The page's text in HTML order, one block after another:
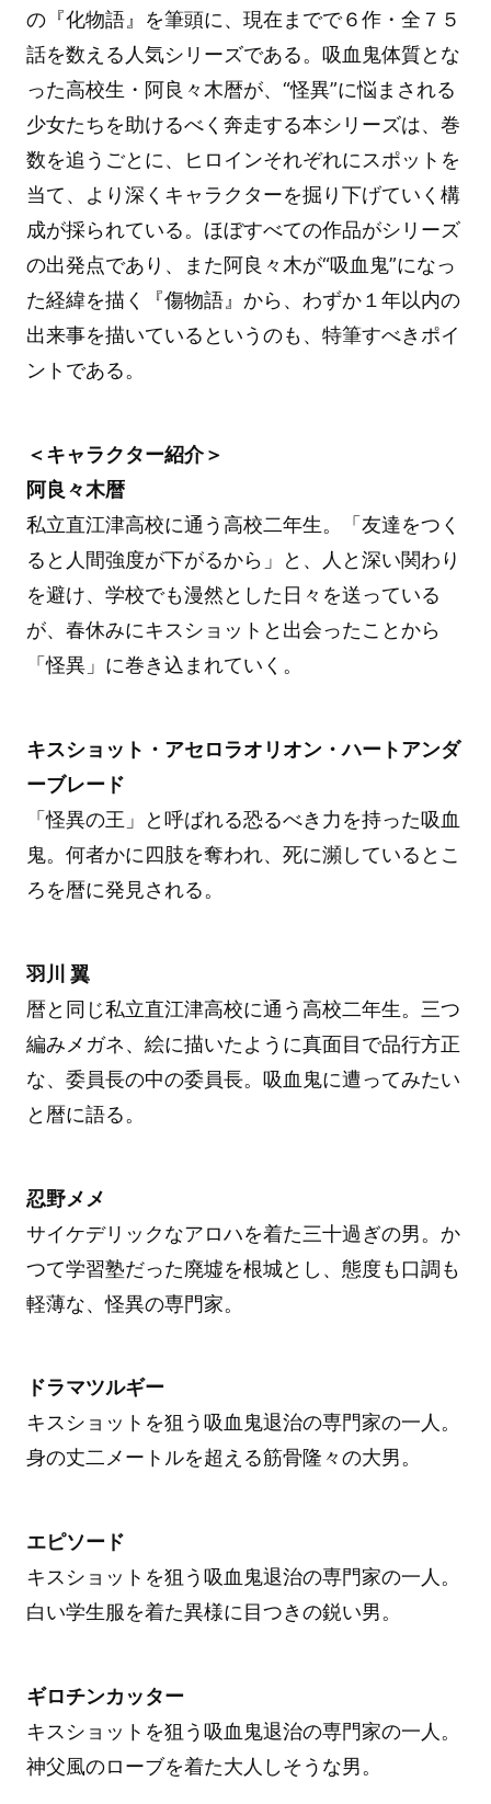
の『化物語』を筆頭に、現在までで６作・全７５
話を数える人気シリーズである。吸血鬼体質とな
った高校生・阿良々木暦が、“怪異”に悩まされる
少女たちを助けるべく奔走する本シリーズは、巻
数を追うごとに、ヒロインそれぞれにスポットを
当て、より深くキャラクターを掘り下げていく構
成が採られている。ほぼすべての作品がシリーズ
の出発点であり、また阿良々木が“吸血鬼”になっ
た経緯を描く『傷物語』から、わずか１年以内の
出来事を描いているというのも、特筆すべきポイ
ントである。
＜キャラクター紹介＞
阿良々木暦
私立直江津高校に通う高校二年生。「友達をつく
ると人間強度が下がるから」と、人と深い関わり
を避け、学校でも漫然とした日々を送っている
が、春休みにキスショットと出会ったことから
「怪異」に巻き込まれていく。
キスショット・アセロラオリオン・ハートアンダ
ーブレード
「怪異の王」と呼ばれる恐るべき力を持った吸血
鬼。何者かに四肢を奪われ、死に瀕しているとこ
ろを暦に発見される。
羽川 翼
暦と同じ私立直江津高校に通う高校二年生。三つ
編みメガネ、絵に描いたように真面目で品行方正
な、委員長の中の委員長。吸血鬼に遭ってみたい
と暦に語る。
忍野メメ
サイケデリックなアロハを着た三十過ぎの男。か
つて学習塾だった廃墟を根城とし、態度も口調も
軽薄な、怪異の専門家。
ドラマツルギー
キスショットを狙う吸血鬼退治の専門家の一人。
身の丈二メートルを超える筋骨隆々の大男。
エピソード
キスショットを狙う吸血鬼退治の専門家の一人。
白い学生服を着た異様に目つきの鋭い男。
ギロチンカッター
キスショットを狙う吸血鬼退治の専門家の一人。
神父風のローブを着た大人しそうな男。